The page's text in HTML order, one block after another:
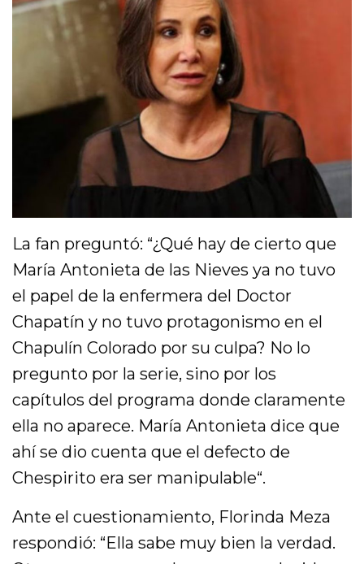
La fan preguntó: “¿Qué hay de cierto que
María Antonieta de las Nieves ya no tuvo
el papel de la enfermera del Doctor
Chapatín y no tuvo protagonismo en el
Chapulín Colorado por su culpa? No lo
pregunto por la serie, sino por los
capítulos del programa donde claramente
ella no aparece. María Antonieta dice que
ahí se dio cuenta que el defecto de
Chespirito era ser manipulable“.
Ante el cuestionamiento, Florinda Meza
respondió: “Ella sabe muy bien la verdad.